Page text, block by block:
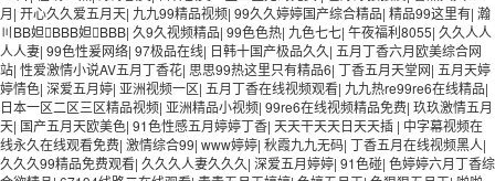
月| 开心久久爱五月天| 九九99精品视频| 99久久婷婷国产综合精品| 精品99这里有| 瀚
〣BB妲BBB妲BBB| 久9久视频精品| 99色色热| 九色七七| 午夜福利8055| 久久人人
人人妻| 99色性爰网络| 97极品在线| 日韩十国产极品久久| 五月丁香六月欧美综合网
站| 性爱激情小说AV五月丁香花| 思思99热这里只有精品6| 丁香五月天堂网| 五月天婷
婷情色| 深爱五月婷| 亚洲视频一区| 五月丁香在线视频观看| 九九热re99re6在线精品|
日本一区二区三区精品视频| 亚洲精品小视频| 99re6在线视频精品免费| 玖玖激情五月
天| 国产五月天欧美色| 91色性感五月婷婷丁香| 天天干天天日天天插 | 中字幕视频在
线永久在线观看免费| 激情综合99| www婷婷| 秋霞九九无码| 丁香五月在线视频黑人|
久久久99精品免费观看| 久久久人妻久久久| 深爱五月婷婷| 91色碰| 色婷婷六月丁香综